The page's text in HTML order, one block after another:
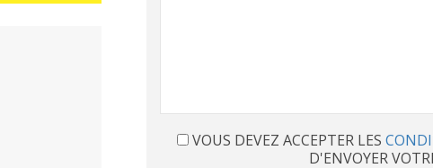
VOUS DEVEZ ACCEPTER LES
D'ENVOYER